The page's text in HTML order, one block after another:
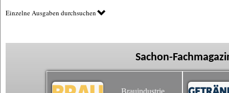
Einzelne Ausgaben durchsuchen
Sachon-
Brauindustrie